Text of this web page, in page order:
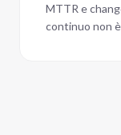
MTTR e
continuo non